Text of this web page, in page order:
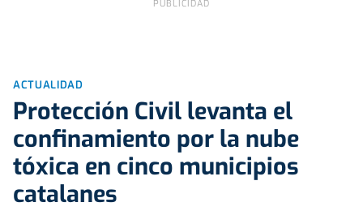
ACTUALIDAD
Protección Civil levanta el
confinamiento por la nube
tóxica en cinco municipios
catalanes